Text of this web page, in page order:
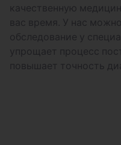
качественную
вас время. У нас
обследование у
упрощает процесс
повышает точность